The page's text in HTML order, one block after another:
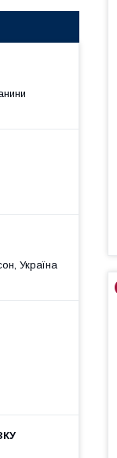
Україна